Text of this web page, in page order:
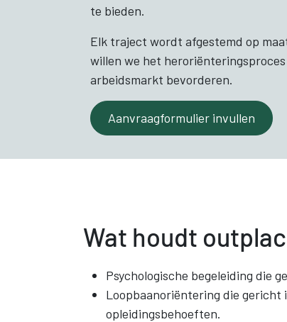
te bieden.
Elk traject wordt afgestemd op
willen we het
arbeidsmarkt bevorderen.
Aanvraagformulier invullen
Wat houdt
Psychologische begeleiding die
Loopbaanoriëntering die gericht
opleidingsbehoeften.